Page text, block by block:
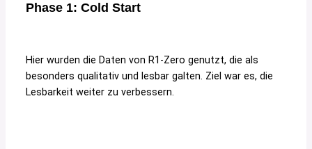
Phase 1: Cold Start
Hier wurden die Daten von R1-Zero genutzt, die als
besonders qualitativ und lesbar galten. Ziel war es, die
Lesbarkeit weiter zu verbessern.